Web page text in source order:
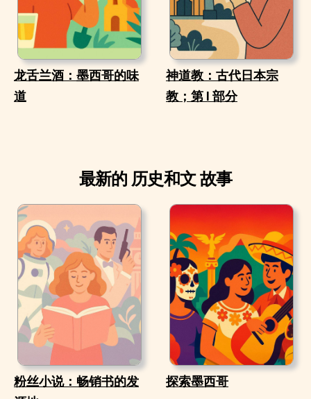
龙舌兰酒：墨西哥的味
道
神道教：古代日本宗
教；第 I 部分
最新的 历史和文 故事
粉丝小说：畅销书的发
探索墨西哥